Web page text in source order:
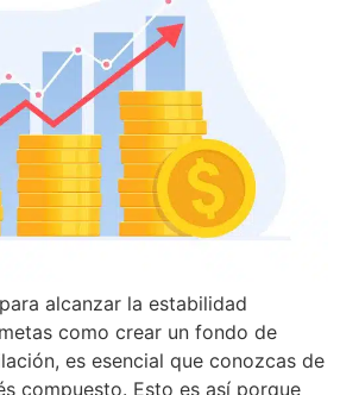
alcanzar la estabilidad
como crear un fondo de
es esencial que conozcas de
compuesto. Esto es así porque